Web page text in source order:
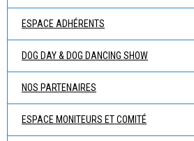
ESPACE ADHÉRENTS
DOG DAY & DOG DANCING SHOW
NOS PARTENAIRES
ESPACE MONITEURS ET COMITÉ